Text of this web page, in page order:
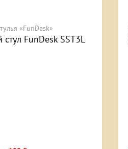
«FunDesk»
стул FunDesk SST3L